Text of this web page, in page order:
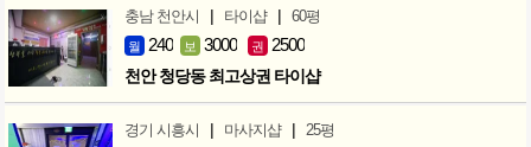
충남 천안시 | 타이샵 | 60평
월 240 보 3000 권 2500
천안 청당동 최고상권 타이샵
경기 시흥시 | 마사지샵 | 25평